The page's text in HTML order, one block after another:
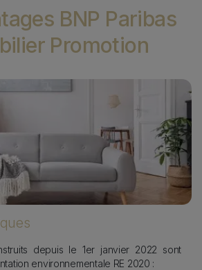
BNP Paribas
Promotion
depuis le 1er janvier 2022 sont
environnementale RE 2020 :